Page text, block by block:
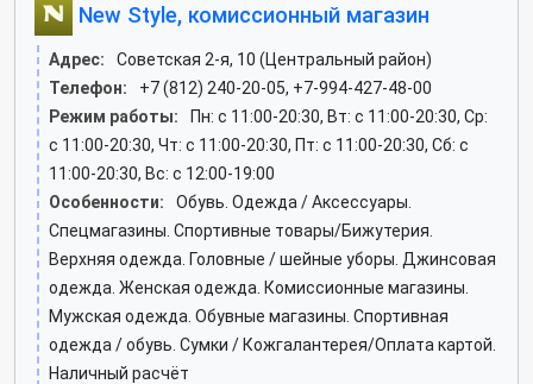
New Style, комиссионный магазин
Адрес:
Советская 2-я, 10 (Центральный район)
Телефон:
+7 (812) 240-20-05, +7-994-427-48-00
Режим работы:
Пн: c 11:00-20:30, Вт: c 11:00-20:30, Ср:
c 11:00-20:30, Чт: c 11:00-20:30, Пт: c 11:00-20:30, Сб: c
11:00-20:30, Вс: c 12:00-19:00
Особенности:
Обувь. Одежда / Аксессуары.
Спецмагазины. Спортивные товары/Бижутерия.
Верхняя одежда. Головные / шейные уборы. Джинсовая
одежда. Женская одежда. Комиссионные магазины.
Мужская одежда. Обувные магазины. Спортивная
одежда / обувь. Сумки / Кожгалантерея/Оплата картой.
Наличный расчёт